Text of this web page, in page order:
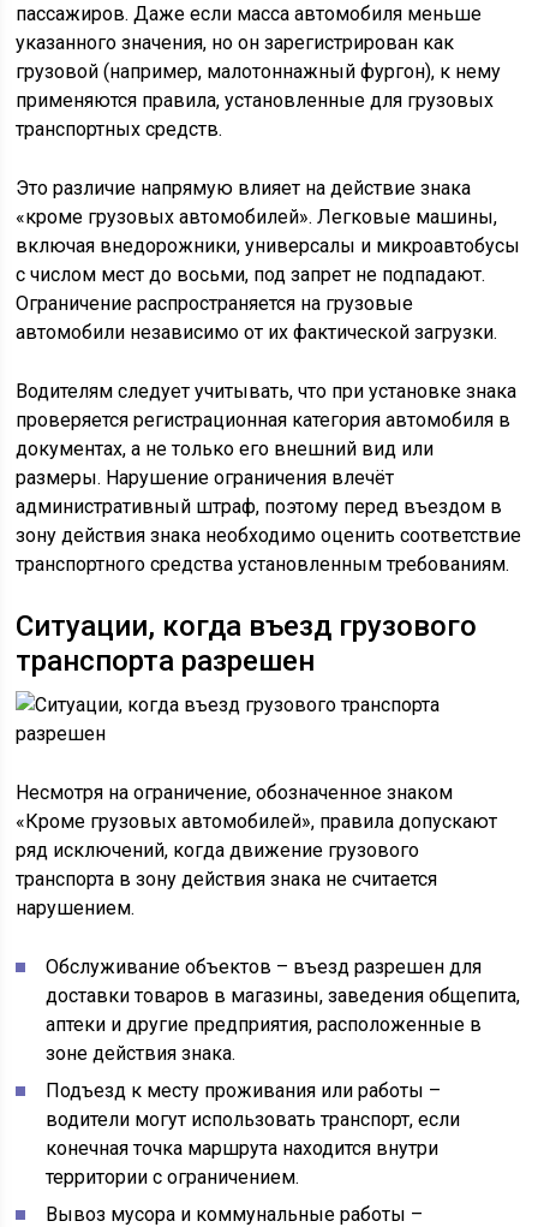
пассажиров. Даже если масса автомобиля меньше
указанного значения, но он зарегистрирован как
грузовой (например, малотоннажный фургон), к нему
применяются правила, установленные для грузовых
транспортных средств.
Это различие напрямую влияет на действие знака
«кроме грузовых автомобилей». Легковые машины,
включая внедорожники, универсалы и микроавтобусы
с числом мест до восьми, под запрет не подпадают.
Ограничение распространяется на грузовые
автомобили независимо от их фактической загрузки.
Водителям следует учитывать, что при установке знака
проверяется регистрационная категория автомобиля в
документах, а не только его внешний вид или
размеры. Нарушение ограничения влечёт
административный штраф, поэтому перед въездом в
зону действия знака необходимо оценить соответствие
транспортного средства установленным требованиям.
Ситуации, когда въезд грузового
транспорта разрешен
Несмотря на ограничение, обозначенное знаком
«Кроме грузовых автомобилей», правила допускают
ряд исключений, когда движение грузового
транспорта в зону действия знака не считается
нарушением.
Обслуживание объектов – въезд разрешен для
доставки товаров в магазины, заведения общепита,
аптеки и другие предприятия, расположенные в
зоне действия знака.
Подъезд к месту проживания или работы –
водители могут использовать транспорт, если
конечная точка маршрута находится внутри
территории с ограничением.
Вывоз мусора и коммунальные работы –